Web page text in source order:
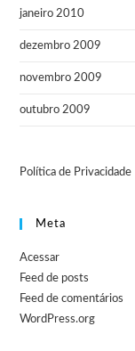
janeiro 2010
dezembro 2009
novembro 2009
outubro 2009
Política de Privacidade
Meta
Acessar
Feed de posts
Feed de comentários
WordPress.org